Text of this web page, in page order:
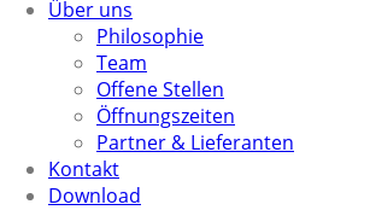
Über uns
Philosophie
Team
Offene Stellen
Öffnungszeiten
Partner & Lieferanten
Kontakt
Download